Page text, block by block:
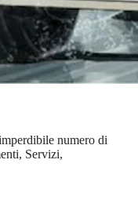
numero di
Servizi,